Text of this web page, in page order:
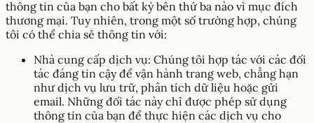
thông tin của bạn cho bất kỳ bên thứ ba nào vì mục đích
thương mại. Tuy nhiên, trong một số trường hợp, chúng
tôi có thể chia sẻ thông tin với:
Nhà cung cấp dịch vụ: Chúng tôi hợp tác với các đối
tác đáng tin cậy để vận hành trang web, chẳng hạn
như dịch vụ lưu trữ, phân tích dữ liệu hoặc gửi
email. Những đối tác này chỉ được phép sử dụng
thông tin của bạn để thực hiện các dịch vụ cho